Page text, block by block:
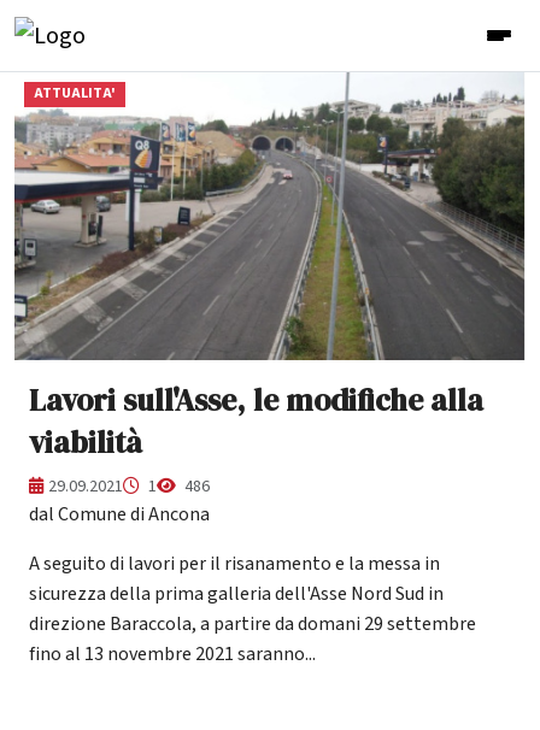
ATTUALITA'
Lavori sull'Asse, le modifiche alla
viabilità
29.09.2021 1 486
dal Comune di Ancona
A seguito di lavori per il risanamento e la messa in
sicurezza della prima galleria dell'Asse Nord Sud in
direzione Baraccola, a partire da domani 29 settembre
fino al 13 novembre 2021 saranno...